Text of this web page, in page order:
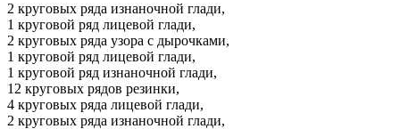
2 круговых ряда изнаночной глади,
1 круговой ряд лицевой глади,
2 круговых ряда узора с дырочками,
1 круговой ряд лицевой глади,
1 круговой ряд изнаночной глади,
12 круговых рядов резинки,
4 круговых ряда лицевой глади,
2 круговых ряда изнаночной глади,